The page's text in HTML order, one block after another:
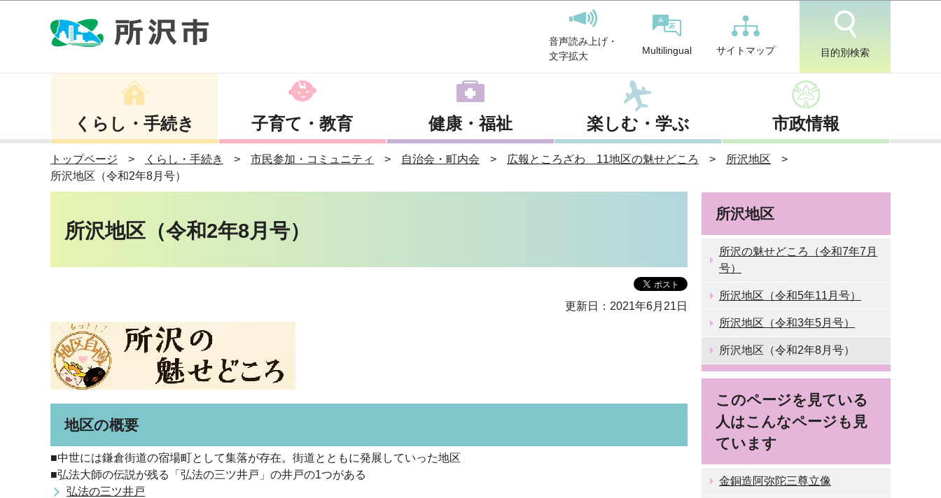
音声読み上げ・
文字拡大
Multilingual サイトマップ 目的別検索
くらし・手続き 子育て・教育 健康・福祉 楽しむ・学ぶ 市政情報
トップページ くらし・手続き 市民参加・コミュニティ 自治会・町内会 広報ところざわ 11地区の魅せどころ
所沢地区
所沢地区（令和2年8月号）
所沢地区（令和2年8月号）
更新日：2021年6月21日
地区の概要
■中世には鎌倉街道の宿場町として集落が存在。街道とともに発展していった地区
■弘法大師の伝説が残る「弘法の三ツ井戸」の井戸の1つがある
弘法の三ツ井戸
所沢地区
所沢の魅せどころ（令和7年7月
号）
所沢地区（令和5年11月号）
所沢地区（令和3年5月号）
所沢地区（令和2年8月号）
このページを見ている
人はこんなページも見
ています
金銅造阿弥陀三尊立像